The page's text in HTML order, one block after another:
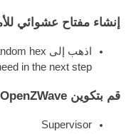
إنشاء مفتاح عشوائي
اذهب إلى hex
in the next step
قم بتكوين OpenZWave باستخدام ملف
Super­visor